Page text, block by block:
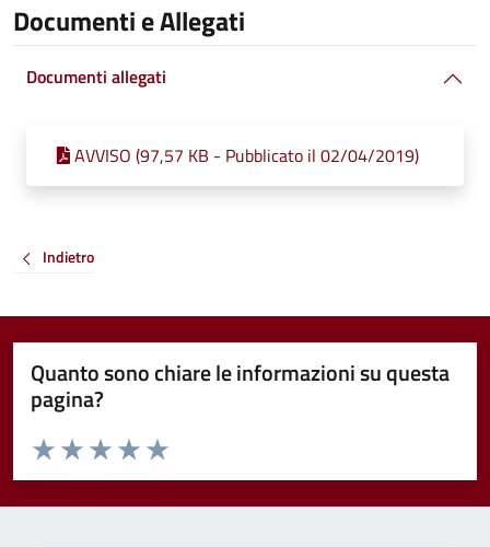
Documenti e Allegati
Documenti allegati
AVVISO (97,57 KB - Pubblicato il 02/04/2019)
Indietro
Quanto sono chiare le informazioni su questa
pagina?
Valuta da 1 a 5 stelle la pagina
Valuta 5 stelle su 5
Valuta 4 stelle su 5
Valuta 3 stelle su 5
Valuta 2 stelle su 5
Valuta 1 stelle su 5